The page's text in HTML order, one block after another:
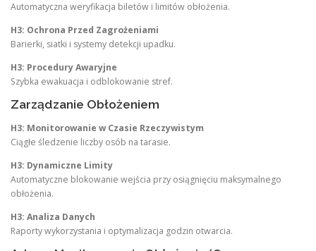
Automatyczna weryfikacja biletów i limitów obłożenia.
H3: Ochrona Przed Zagrożeniami
Barierki, siatki i systemy detekcji upadku.
H3: Procedury Awaryjne
Szybka ewakuacja i odblokowanie stref.
Zarządzanie Obłożeniem
H3: Monitorowanie w Czasie Rzeczywistym
Ciągłe śledzenie liczby osób na tarasie.
H3: Dynamiczne Limity
Automatyczne blokowanie wejścia przy osiągnięciu maksymalnego
obłożenia.
H3: Analiza Danych
Raporty wykorzystania i optymalizacja godzin otwarcia.